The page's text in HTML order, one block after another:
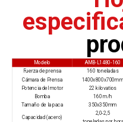
Modelo AMB-L1480-160
Fuerza de prensa 160 toneladas
Cámara de Prensa
1400x800x700mm
Potencia del motor 22 kilovatios
Bomba 160 m/h
Tamaño de la paca
350x350mm
Capacidad (acero)
2,0-2,5